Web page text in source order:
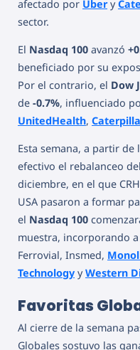
afectado por Ubery
sector.
El Nasdaq 100 avanzó
beneficiado por su
Por el contrario, el Dow
de -0.7%, influenciado
UnitedHealth,
Esta semana, a partir
efectivo el rebalanceo del
diciembre, en el que
USA pasaron a formar
el Nasdaq 100
muestra, incorporando
Ferrovial, Insmed,
Technology yWestern
Favoritas
Al cierre de la semana
Globales sostuvo las